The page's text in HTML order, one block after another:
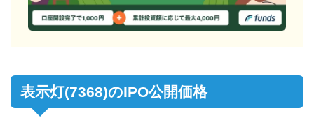
表示灯(7368)のIPO公開価格